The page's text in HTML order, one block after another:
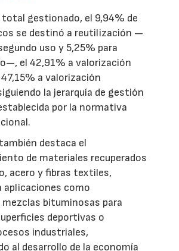
total gestionado, el 9,94% de
se destinó a reutilización —
uso y 5,25% para
el 42,91% a valorización
a valorización
la jerarquía de gestión
por la normativa
destaca el
de materiales recuperados
acero y fibras textiles,
aplicaciones como
bituminosas para
deportivas o
industriales,
al desarrollo de la economía